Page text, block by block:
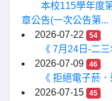
本校115學年度
章公告(一次公告第...
2026-07-22
54
《 7月24日-二
2026-07-09
46
《 拒絕電子菸
2026-07-15
45